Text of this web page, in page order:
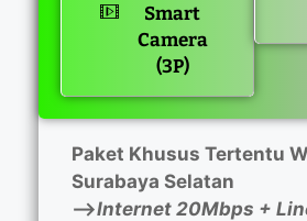
Smart
Camera
(3P)
Paket Khusus Tertentu
Surabaya Selatan
—>Internet 20Mbps +